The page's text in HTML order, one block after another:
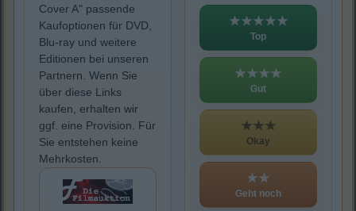
Cover A" passende
Kaufoptionen für DVD,
Blu-ray und weitere
Editionen bei unseren
Partnern. Wenn Sie
über diese Links
kaufen, erhalten wir
ggf. eine Provision. Für
Sie entstehen keine
Mehrkosten.
★★★★★
Top
★★★★
Gut
★★★
Okay
★★
Geht noch